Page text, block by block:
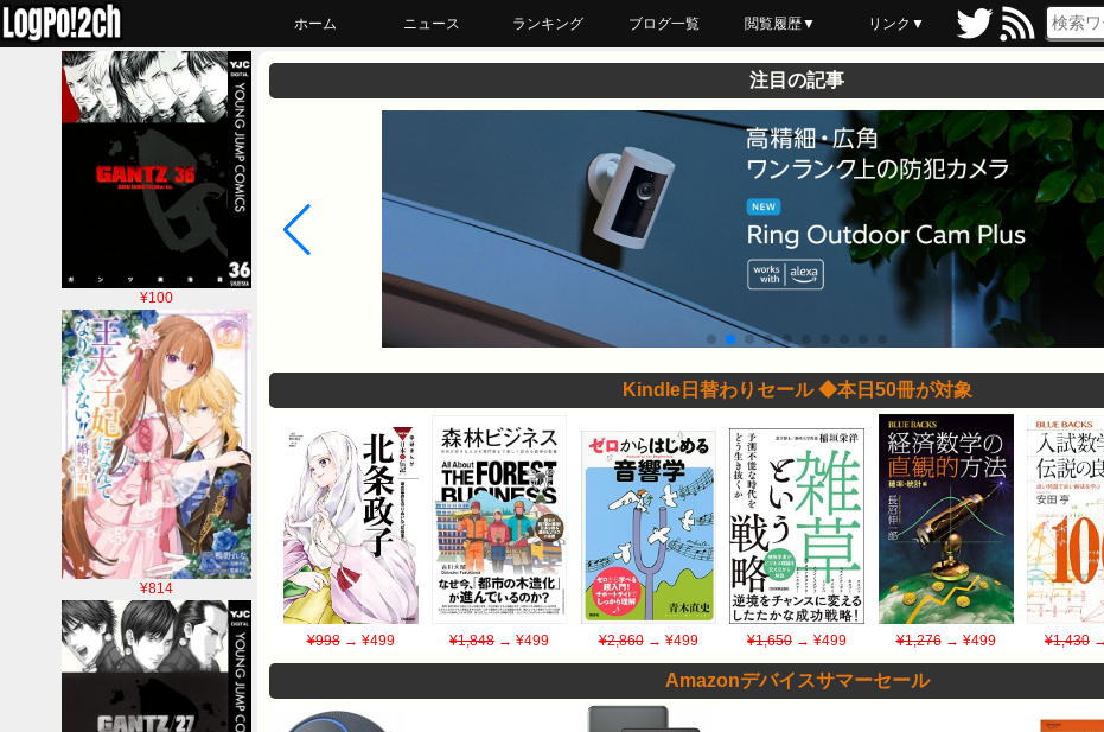
ホーム ニュース ランキング ブログ一覧 閲覧履歴▼
最近読んだ
あとで読む
ブックマーク
リンク▼
¥100
¥814
注目の記事
Kindle日替わりセール ◆本日50冊が対象
¥998→ ¥499 ¥1,848 → ¥499 ¥2,860→ ¥499 ¥1,650 → ¥499 ¥1,276→ ¥499 ¥1,430
Amazonデバイスサマーセール